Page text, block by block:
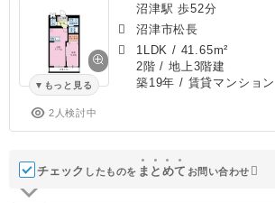
もっと見る
2人検討中
沼津駅 歩52分
沼津市松長
1LDK / 41.65m²
2階 / 地上3階建
築19年 / 賃貸マンション
チェック したものを ま と めて お問い合わせ